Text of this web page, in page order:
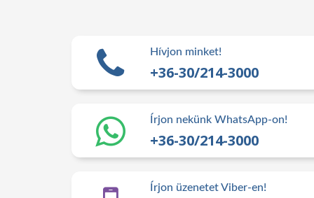
Hívjon minket!
+36-30/214-3000
Írjon nekünk WhatsApp-on!
+36-30/214-3000
Írjon üzenetet Viber-en!